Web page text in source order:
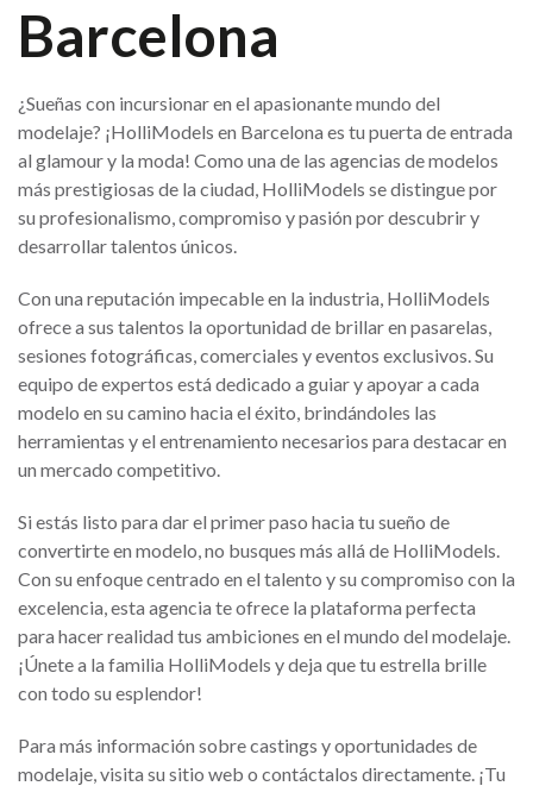
Barcelona
¿Sueñas con incursionar en el apasionante mundo del
modelaje? ¡HolliModels en Barcelona es tu puerta de entrada
al glamour y la moda! Como una de las agencias de modelos
más prestigiosas de la ciudad, HolliModels se distingue por
su profesionalismo, compromiso y pasión por descubrir y
desarrollar talentos únicos.
Con una reputación impecable en la industria, HolliModels
ofrece a sus talentos la oportunidad de brillar en pasarelas,
sesiones fotográficas, comerciales y eventos exclusivos. Su
equipo de expertos está dedicado a guiar y apoyar a cada
modelo en su camino hacia el éxito, brindándoles las
herramientas y el entrenamiento necesarios para destacar en
un mercado competitivo.
Si estás listo para dar el primer paso hacia tu sueño de
convertirte en modelo, no busques más allá de HolliModels.
Con su enfoque centrado en el talento y su compromiso con la
excelencia, esta agencia te ofrece la plataforma perfecta
para hacer realidad tus ambiciones en el mundo del modelaje.
¡Únete a la familia HolliModels y deja que tu estrella brille
con todo su esplendor!
Para más información sobre castings y oportunidades de
modelaje, visita su sitio web o contáctalos directamente. ¡Tu